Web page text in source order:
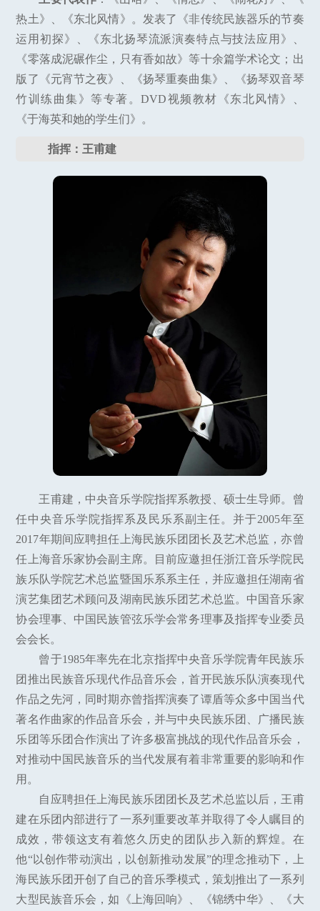
热土》、《东北风情》。发表了《非传统民族器乐的节奏
运用初探》、《东北扬琴流派演奏特点与技法应用》、
《零落成泥碾作尘，只有香如故》等十余篇学术论文；出
版了《元宵节之夜》、《扬琴重奏曲集》、《扬琴双音琴
竹训练曲集》等专著。DVD视频教材《东北风情》、
《于海英和她的学生们》。
指挥：王甫建
王甫建，中央音乐学院指挥系教授、硕士生导师。曾
任中央音乐学院指挥系及民乐系副主任。并于2005年至
2017年期间应聘担任上海民族乐团团长及艺术总监，亦曾
任上海音乐家协会副主席。目前应邀担任浙江音乐学院民
族乐队学院艺术总监暨国乐系系主任，并应邀担任湖南省
演艺集团艺术顾问及湖南民族乐团艺术总监。中国音乐家
协会理事、中国民族管弦乐学会常务理事及指挥专业委员
会会长。
曾于1985年率先在北京指挥中央音乐学院青年民族乐
团推出民族音乐现代作品音乐会，首开民族乐队演奏现代
作品之先河，同时期亦曾指挥演奏了谭盾等众多中国当代
著名作曲家的作品音乐会，并与中央民族乐团、广播民族
乐团等乐团合作演出了许多极富挑战的现代作品音乐会，
对推动中国民族音乐的当代发展有着非常重要的影响和作
用。
自应聘担任上海民族乐团团长及艺术总监以后，王甫
建在乐团内部进行了一系列重要改革并取得了令人瞩目的
成效，带领这支有着悠久历史的团队步入新的辉煌。在
他“以创作带动演出，以创新推动发展”的理念推动下，上
海民族乐团开创了自己的音乐季模式，策划推出了一系列
大型民族音乐会，如《上海回响》、《锦绣中华》、《大